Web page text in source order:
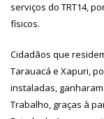
serviços do TRT14,
físicos.
Cidadãos que
Tarauacá e Xapuri,
instaladas,
Trabalho, graças à